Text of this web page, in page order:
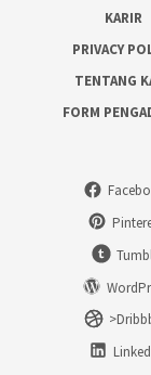
KARIR
PRIVACY
TENTANG
FORM